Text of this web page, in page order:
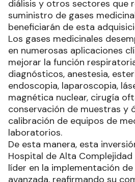
diálisis y otros sectores que
suministro de gases
beneficiarán de esta
Los gases medicinales
en numerosas aplicaciones
mejorar la función
diagnósticos, anestesia,
endoscopia, laparoscopia,
magnética nuclear, cirugía
conservación de muestras y
calibración de equipos de
laboratorios.
De esta manera, esta
Hospital de Alta
líder en la implementación